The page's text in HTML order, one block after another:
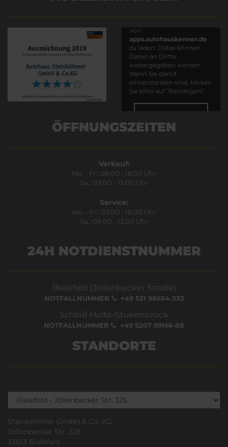
von
apps.autohauskenner.de
zu laden. Dabei können
Daten an Dritte
weitergegeben werden.
Wenn Sie damit
einverstanden sind, klicken
Sie bitte auf "Bestätigen".
ÖFFNUNGSZEITEN
Verkauf:
Mo. - Fr.: 08.00 - 18.00 Uhr
Sa.: 09.00 - 13.00 Uhr
Service:
Mo. - Fr.: 07.00 - 18.00 Uhr
Sa.: 09.00 - 13.00 Uhr
24H NOTDIENSTNUMMER
Bielefeld (Jöllenbecker Straße)
NOTFALLNUMMER +49 521 98654-333
Schloß Holte-Stukenbrock
NOTFALLNUMMER +49 5207 99166-88
STANDORTE
Steinböhmer GmbH & Co. KG
Jöllenbecker Str. 325
33613 Bielefeld